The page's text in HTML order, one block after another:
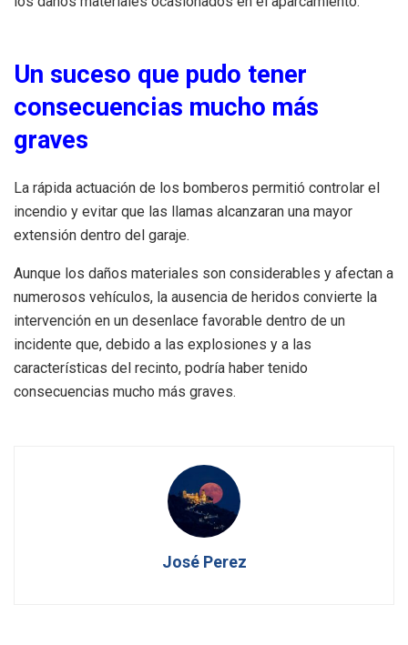
Un suceso que pudo tener
consecuencias mucho más
graves
La rápida actuación de los bomberos permitió controlar el
incendio y evitar que las llamas alcanzaran una mayor
extensión dentro del garaje.
Aunque los daños materiales son considerables y afectan a
numerosos vehículos, la ausencia de heridos convierte la
intervención en un desenlace favorable dentro de un
incidente que, debido a las explosiones y a las
características del recinto, podría haber tenido
consecuencias mucho más graves.
José Perez